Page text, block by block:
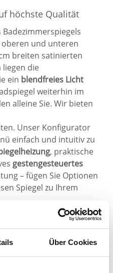
Über Cookies
höchste Qualität
oberen und unteren
breiten satinierten
die
ein blendfreies Licht
weiterhin im
alleine Sie. Wir bieten
Unser Konfigurator
einfach und intuitiv zu
, praktische
gestengesteuertes
– fügen Sie Optionen
Spiegel zu Ihrem
Lübeck im Überblick: